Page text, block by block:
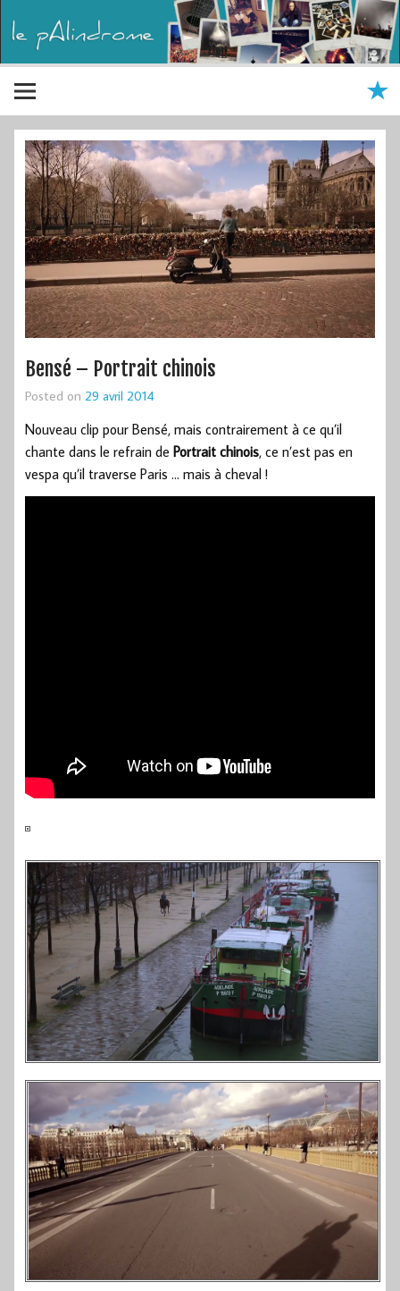
Bensé – Portrait chinois
Posted on 29 avril 2014
Nouveau clip pour Bensé, mais contrairement à ce qu’il
chante dans le refrain de Portrait chinois, ce n’est pas en
vespa qu’il traverse Paris … mais à cheval !